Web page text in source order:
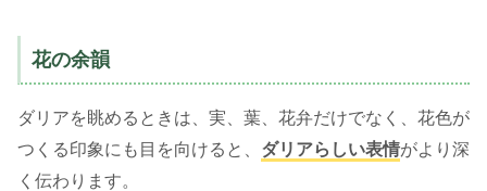
花の余韻
ダリアを眺めるときは、実、葉、花弁だけでなく、花色が
つくる印象にも目を向けると、 ダリアらしい表情がより深
く伝わります。